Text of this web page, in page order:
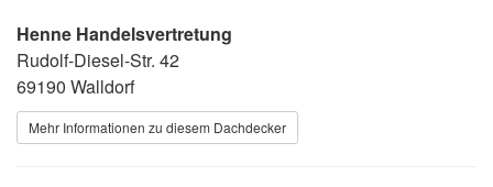
Henne Handelsvertretung
Rudolf-Diesel-Str. 42
69190 Walldorf
Mehr Informationen zu diesem Dachdecker